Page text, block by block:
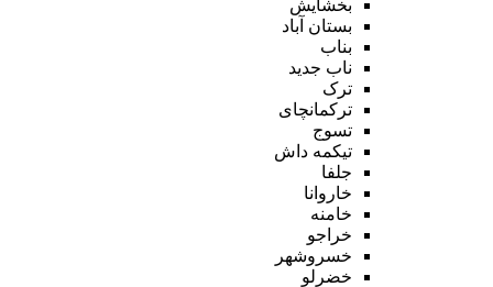
بخشایش
بستان آباد
بناب
ناب جدید
ترک
ترکمانچای
تسوج
تیکمه داش
جلفا
خاروانا
خامنه
خراجو
خسروشهر
خضرلو